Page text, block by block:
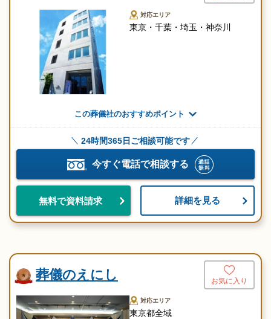
対応エリア
東京・千葉・埼玉・神奈川
この葬儀社のおすすめポイント
24時間365日ご相談可能です
今すぐ電話で相談する
無料で資料請求 詳細を見る
葬儀のえにし お気に入り
対応エリア
東京都全域